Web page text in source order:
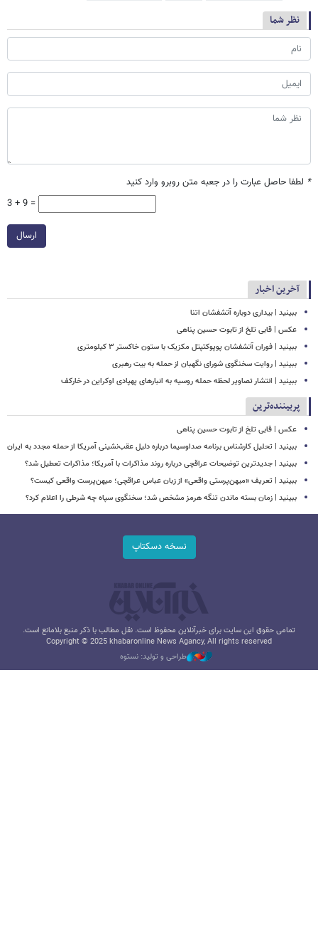
نظر شما
* لطفا حاصل عبارت را در جعبه متن روبرو وارد کنید
3 + 9 =
ارسال
آخرین اخبار
ببینید | بیداری دوباره آتشفشان اتنا
عکس | قابی تلخ از تابوت حسین پناهی
ببینید | فوران آتشفشان پوپوکتپتل مکزیک با ستون خاکستر ۳ کیلومتری
ببینید | روایت سخنگوی شورای نگهبان از حمله به بیت رهبری
ببینید | انتشار تصاویر لحظه حمله روسیه به انبارهای پهپادی اوکراین در خارکف
پربیننده‌ترین
عکس | قابی تلخ از تابوت حسین پناهی
ببینید | تحلیل کارشناس برنامه صداوسیما درباره دلیل عقب‌نشینی آمریکا از حمله مجدد به ایران
ببینید | جدیدترین توضیحات عراقچی درباره روند مذاکرات با آمریکا؛ مذاکرات تعطیل شد؟
ببینید | تعریف «میهن‌پرستی واقعی» از زبان عباس عراقچی؛ میهن‌پرست واقعی کیست؟
ببینید | زمان بسته ماندن تنگه هرمز مشخص شد؛ سخنگوی سپاه چه شرطی را اعلام کرد؟
نسخه دسکتاپ
تمامی حقوق این سایت برای خبرآنلاین محفوظ است. نقل مطالب با ذکر منبع بلامانع است.
Copyright © 2025 khabaronline News Agancy, All rights reserved
طراحی و تولید: نستوه